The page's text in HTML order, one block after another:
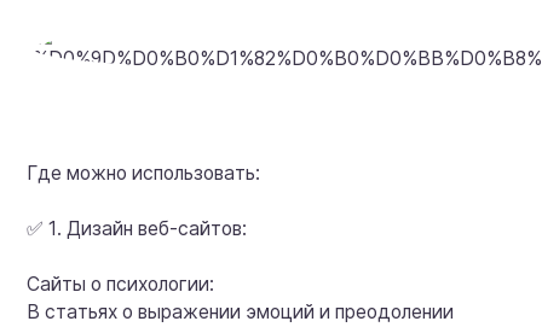
Где можно использовать:
✅ 1. Дизайн веб-сайтов:
Сайты о психологии:
В статьях о выражении эмоций и преодолении